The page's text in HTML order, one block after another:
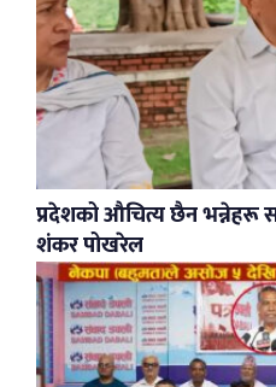
प्रदेशको औचित्य छैन भन्नेहरू
शंकर पोखरेल